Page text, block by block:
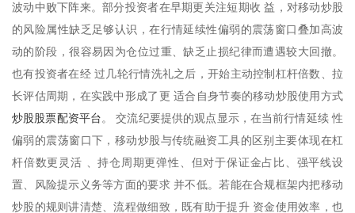
波动中败下阵来。部分投资者在早期更关注短期收 益，对移动炒股
的风险属性缺乏足够认识，在行情延续性偏弱的震荡窗口叠加高波
动的阶段，很容易因为仓位过重、缺乏止损纪律而遭遇较大回撤。
也有投资者在经 过几轮行情洗礼之后，开始主动控制杠杆倍数、拉
长评估周期，在实践中形成了更 适合自身节奏的移动炒股使用方式
炒股股票配资平台。 交流纪要提供的观点显示，在当前行情延续 性
偏弱的震荡窗口下，移动炒股与传统融资工具的区别主要体现在杠
杆倍数更灵活 、持仓周期更弹性、但对于保证金占比、强平线设
置、风险提示义务等方面的要求 并不低。若能在合规框架内把移动
炒股的规则讲清楚、流程做细致，既有助于提升 资金使用效率，也